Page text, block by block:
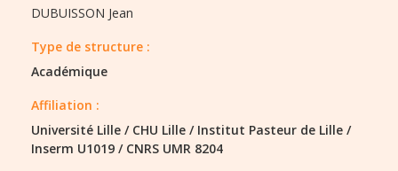
DUBUISSON Jean
Type de structure :​
Académique
Affiliation :
Université Lille / CHU Lille / Institut Pasteur de Lille /
Inserm U1019 / CNRS UMR 8204